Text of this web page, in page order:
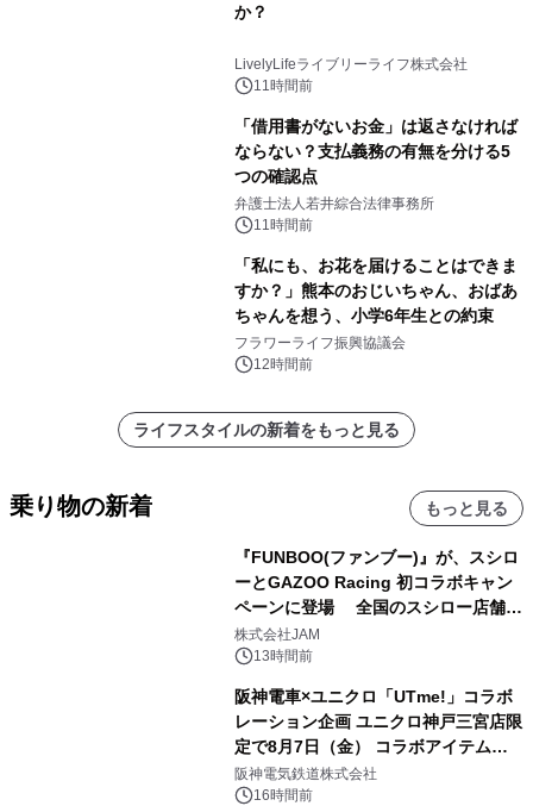
か？
LivelyLifeライブリーライフ株式会社
11時間前
「借用書がないお金」は返さなければ
ならない？支払義務の有無を分ける5
つの確認点
弁護士法人若井綜合法律事務所
11時間前
「私にも、お花を届けることはできま
すか？」熊本のおじいちゃん、おばあ
ちゃんを想う、小学6年生との約束
フラワーライフ振興協議会
12時間前
ライフスタイルの新着をもっと見る
乗り物の新着 もっと見る
『FUNBOO(ファンブー)』が、スシロ
ーとGAZOO Racing 初コラボキャン
ペーンに登場 全国のスシロー店舗で
GR 4車種の FUNBOO(ミニカー)付き
メニューが展開されます
株式会社JAM
13時間前
阪神電車×ユニクロ「UTme!」コラボ
レーション企画 ユニクロ神戸三宮店限
定で8月7日（金） コラボアイテムが
発売決定！
阪神電気鉄道株式会社
16時間前